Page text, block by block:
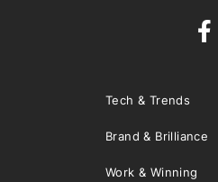
Tech & Trends
Brand & Brilliance
Work & Winning